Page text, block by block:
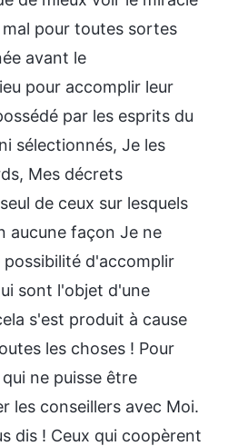
pour toutes sortes
avant le
pour accomplir leur
par les esprits du
sélectionnés, Je les
Mes décrets
de ceux sur lesquels
aucune façon Je ne
d'accomplir
sont l'objet d'une
s'est produit à cause
les choses ! Pour
ne puisse être
les conseillers avec Moi.
dis ! Ceux qui coopèrent